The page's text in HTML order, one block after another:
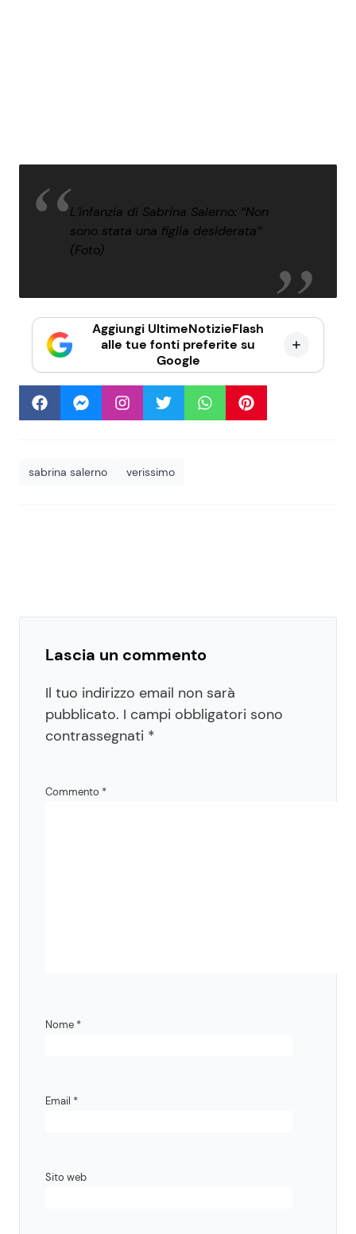
L’infanzia di Sabrina Salerno: “Non
sono stata una figlia desiderata”
(Foto)
Aggiungi UltimeNotizieFlash
alle tue fonti preferite su
Google
sabrina salerno verissimo
Lascia un commento
Il tuo indirizzo email non sarà
pubblicato. I campi obbligatori sono
contrassegnati *
Commento *
Nome *
Email *
Sito web